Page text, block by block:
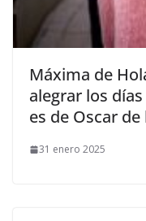
​Máxima de
alegrar los
es de Oscar de
31 enero 2025